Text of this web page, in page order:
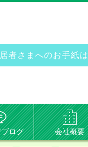
者さまへのお手紙は
ログ 会社概要